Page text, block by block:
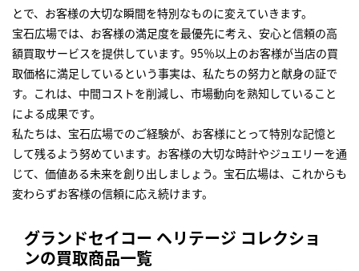
とで、お客様の大切な瞬間を特別なものに変えていきます。
宝石広場では、お客様の満足度を最優先に考え、安心と信頼の高
額買取サービスを提供しています。95％以上のお客様が当店の買
取価格に満足しているという事実は、私たちの努力と献身の証で
す。これは、中間コストを削減し、市場動向を熟知していること
による成果です。
私たちは、宝石広場でのご経験が、お客様にとって特別な記憶と
して残るよう努めています。お客様の大切な時計やジュエリーを通
じて、価値ある未来を創り出しましょう。宝石広場は、これからも
変わらずお客様の信頼に応え続けます。
グランドセイコー ヘリテージ コレクショ
ンの買取商品一覧